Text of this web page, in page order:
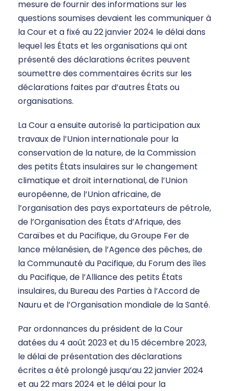
mesure de fournir des informations sur les
questions soumises devaient les communiquer à
la Cour et a fixé au 22 janvier 2024 le délai dans
lequel les États et les organisations qui ont
présenté des déclarations écrites peuvent
soumettre des commentaires écrits sur les
déclarations faites par d’autres États ou
organisations.
La Cour a ensuite autorisé la participation aux
travaux de l’Union internationale pour la
conservation de la nature, de la Commission
des petits États insulaires sur le changement
climatique et droit international, de l’Union
européenne, de l’Union africaine, de
l’organisation des pays exportateurs de pétrole,
de l’Organisation des États d’Afrique, des
Caraïbes et du Pacifique, du Groupe Fer de
lance mélanésien, de l’Agence des pêches, de
la Communauté du Pacifique, du Forum des îles
du Pacifique, de l’Alliance des petits États
insulaires, du Bureau des Parties à l’Accord de
Nauru et de l’Organisation mondiale de la Santé.
Par ordonnances du président de la Cour
datées du 4 août 2023 et du 15 décembre 2023,
le délai de présentation des déclarations
écrites a été prolongé jusqu’au 22 janvier 2024
et au 22 mars 2024 et le délai pour la